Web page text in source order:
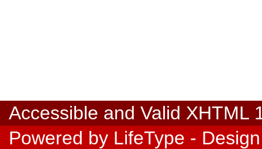
Accessible and Valid XHTML
Powered by LifeType -